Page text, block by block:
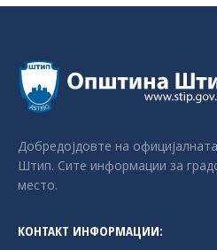
Добредојдовте на
Штип. Сите информации за
место.
КОНТАКТ ИНФОРМАЦИИ: